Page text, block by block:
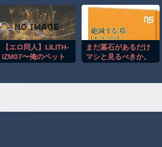
発覚、「いきなり共
同開催になったし
な」と日韓共
【エロ同人】LILITH-
IZM07〜俺のペット
まだ墓石があるだけ
マシと見るべきか。